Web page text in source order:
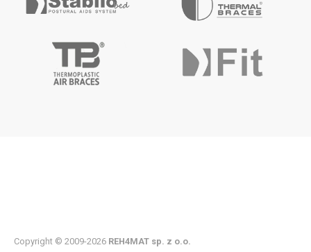
Copyright © 2009-2026 REH4MAT sp. z o.o.